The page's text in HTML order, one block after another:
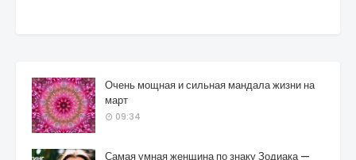
Очень мощная и сильная мандала жизни на
март
09:34
Самая умная женщина по знаку Зодиака —